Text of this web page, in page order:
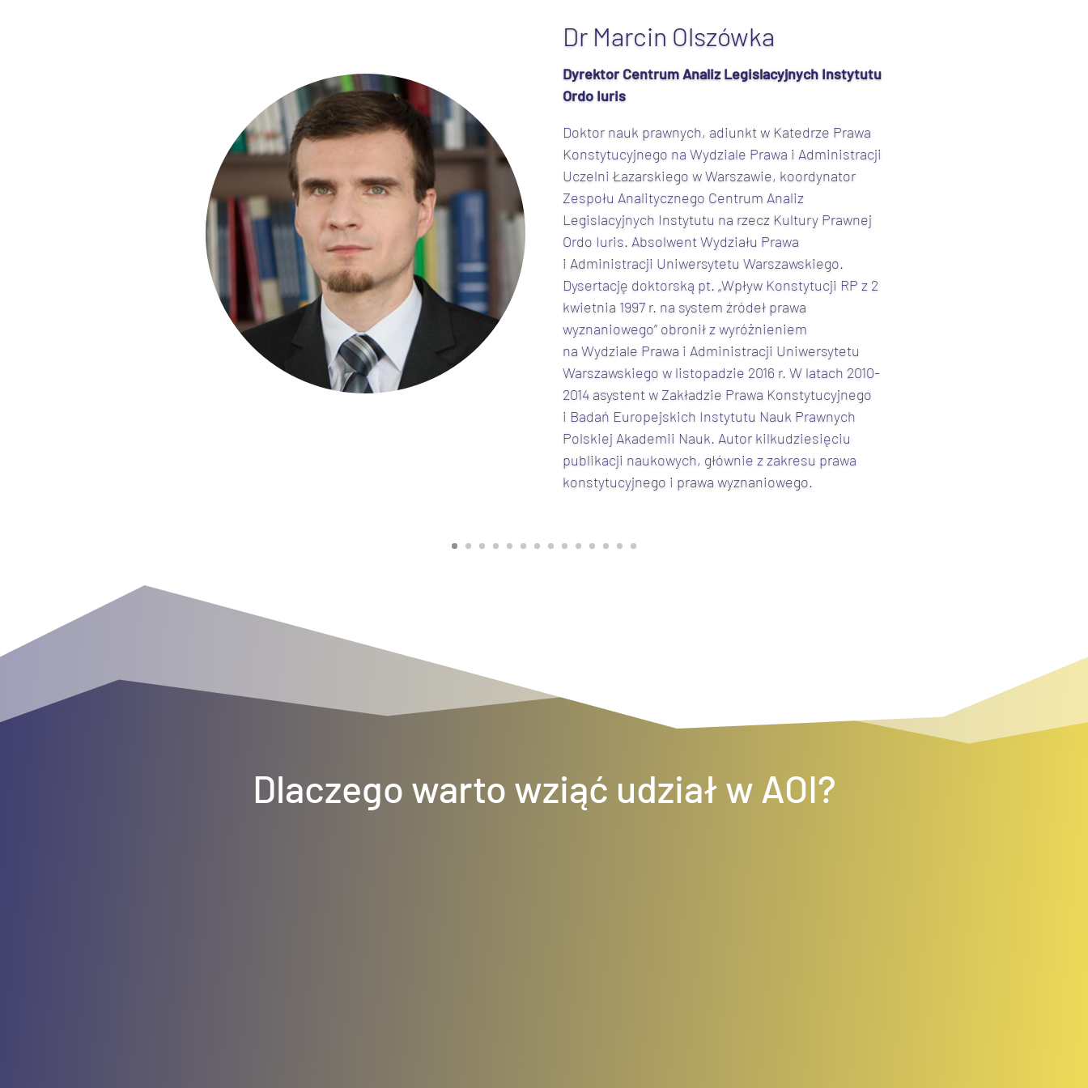
Dr Marcin Olszówka
Dyrektor Centrum Analiz Legislacyjnych Instytutu
Ordo Iuris
Doktor nauk prawnych, adiunkt w Katedrze Prawa
Konstytucyjnego na Wydziale Prawa i Administracji
Uczelni Łazarskiego w Warszawie, koordynator
Zespołu Analitycznego Centrum Analiz
Legislacyjnych Instytutu na rzecz Kultury Prawnej
Ordo Iuris. Absolwent Wydziału Prawa
i Administracji Uniwersytetu Warszawskiego.
Dysertację doktorską pt. „Wpływ Konstytucji RP z 2
kwietnia 1997 r. na system źródeł prawa
wyznaniowego” obronił z wyróżnieniem
na Wydziale Prawa i Administracji Uniwersytetu
Warszawskiego w listopadzie 2016 r. W latach 2010-
2014 asystent w Zakładzie Prawa Konstytucyjnego
i Badań Europejskich Instytutu Nauk Prawnych
Polskiej Akademii Nauk. Autor kilkudziesięciu
publikacji naukowych, głównie z zakresu prawa
konstytucyjnego i prawa wyznaniowego.
Dlaczego warto wziąć udział w AOI?